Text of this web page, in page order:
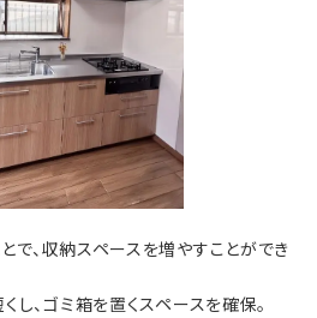
で、収納スペースを増やすことができ
し、ゴミ箱を置くスペースを確保。